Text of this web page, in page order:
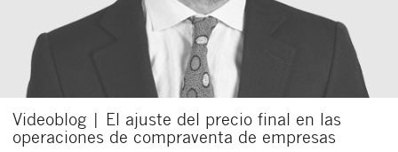
Videoblog | El ajuste del precio final en las
operaciones de compraventa de empresas